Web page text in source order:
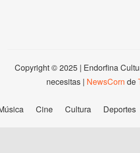
Copyright © 2025 | Endorfina
necesitas | NewsCorn de
Cine Cultura Deportes